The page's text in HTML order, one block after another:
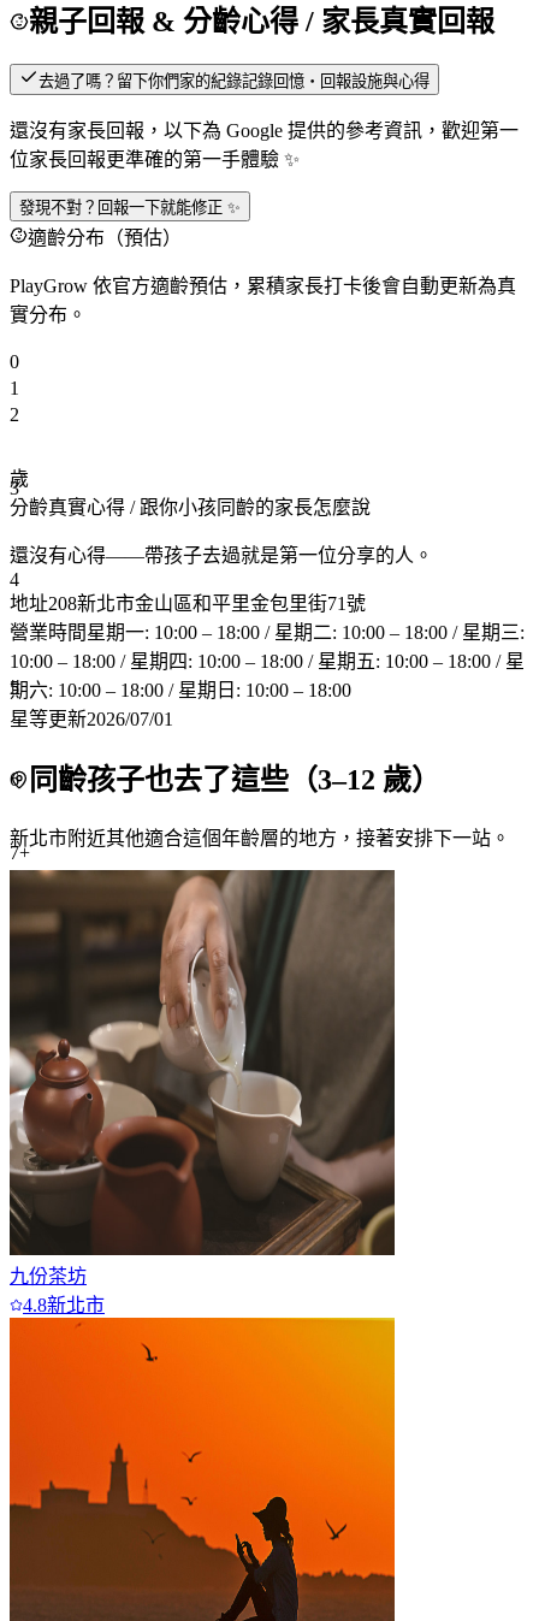
親子回報 & 分齡心得 / 家長真實回報
去過了嗎？留下你們家的紀錄記錄回憶・回報設施與心得
還沒有家長回報，以下為 Google 提供的參考資訊，歡迎第一
位家長回報更準確的第一手體驗 ✨
發現不對？回報一下就能修正 ✨
適齡分布（預估）
PlayGrow 依官方適齡預估，累積家長打卡後會自動更新為真
實分布。
0
1
2
3
4
5
6
7+
歲
分齡真實心得 / 跟你小孩同齡的家長怎麼說
還沒有心得——帶孩子去過就是第一位分享的人。
地址208新北市金山區和平里金包里街71號
營業時間星期一: 10:00 – 18:00 / 星期二: 10:00 – 18:00 / 星期三:
10:00 – 18:00 / 星期四: 10:00 – 18:00 / 星期五: 10:00 – 18:00 / 星
期六: 10:00 – 18:00 / 星期日: 10:00 – 18:00
星等更新2026/07/01
同齡孩子也去了這些（3–12 歲）
新北市附近其他適合這個年齡層的地方，接著安排下一站。
九份茶坊
4.8新北市